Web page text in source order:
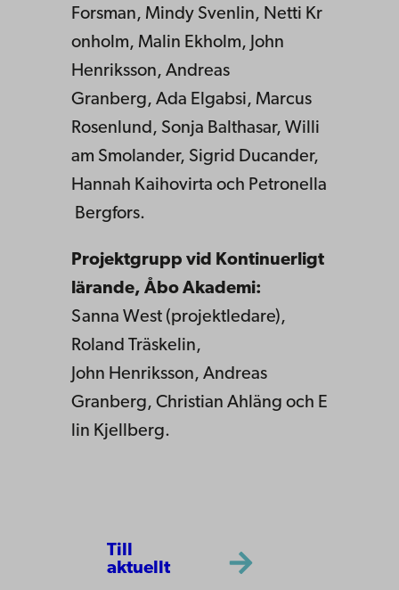
Forsman, Mindy Svenlin, Netti Kr
onholm, Malin Ekholm, John
Henriksson, Andreas
Granberg, Ada Elgabsi, Marcus
Rosenlund, Sonja Balthasar, Willi
am Smolander, Sigrid Ducander,
Hannah Kaihovirta och Petronella
Bergfors.
Projektgrupp vid Kontinuerligt
lärande, Åbo Akademi:
Sanna West (projektledare),
Roland Träskelin,
John Henriksson, Andreas
Granberg, Christian Ahläng och E
lin Kjellberg.
Till
aktuellt